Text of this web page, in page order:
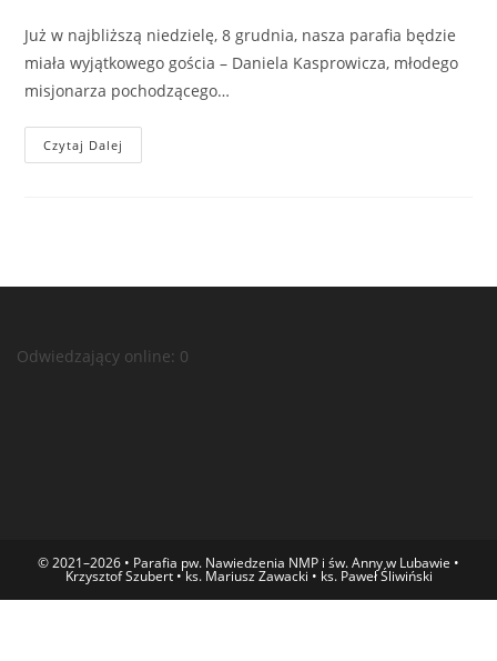
Już w najbliższą niedzielę, 8 grudnia, nasza parafia będzie
miała wyjątkowego gościa – Daniela Kasprowicza, młodego
misjonarza pochodzącego…
Czytaj Dalej
Odwiedzający online: 0
© 2021–2026 • Parafia pw. Nawiedzenia NMP i św. Anny w Lubawie •
Krzysztof Szubert • ks. Mariusz Zawacki • ks. Paweł Śliwiński